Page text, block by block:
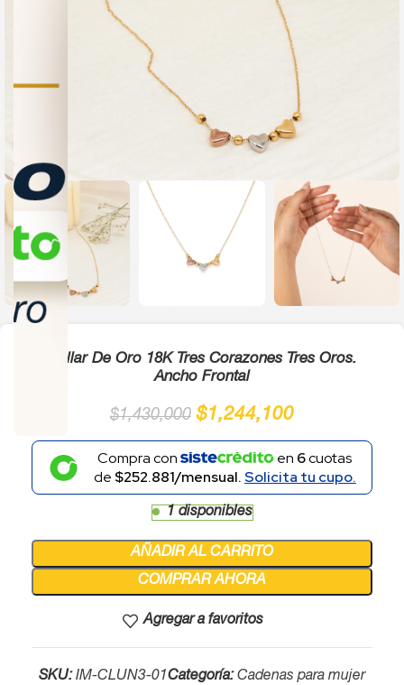
Collar De Oro 18K Tres Corazones Tres Oros.
Ancho Frontal
$1,430,000 $1,244,100
Compra con en 6cuotas
de $252.881/mensual.Solicita tu cupo.
1 disponibles
AÑADIR AL CARRITO
COMPRAR AHORA
Agregar a favoritos
SKU:IM-CLUN3-01Categoría: Cadenas para mujer